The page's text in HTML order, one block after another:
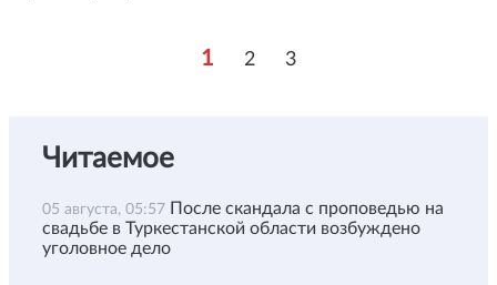
1 2 3
Читаемое
05 августа, 05:57 После скандала с проповедью на
свадьбе в Туркестанской области возбуждено
уголовное дело